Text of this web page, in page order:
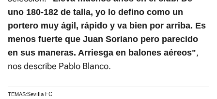
uno 180-182 de talla, yo lo defino como un
portero muy ágil, rápido y va bien por arriba. Es
menos fuerte que Juan Soriano pero parecido
en sus maneras. Arriesga en balones aéreos",
nos describe Pablo Blanco.
TEMAS:Sevilla FC